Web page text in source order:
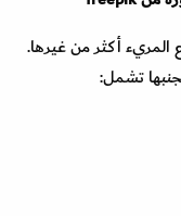
أكثر من غيرها.
تشمل: